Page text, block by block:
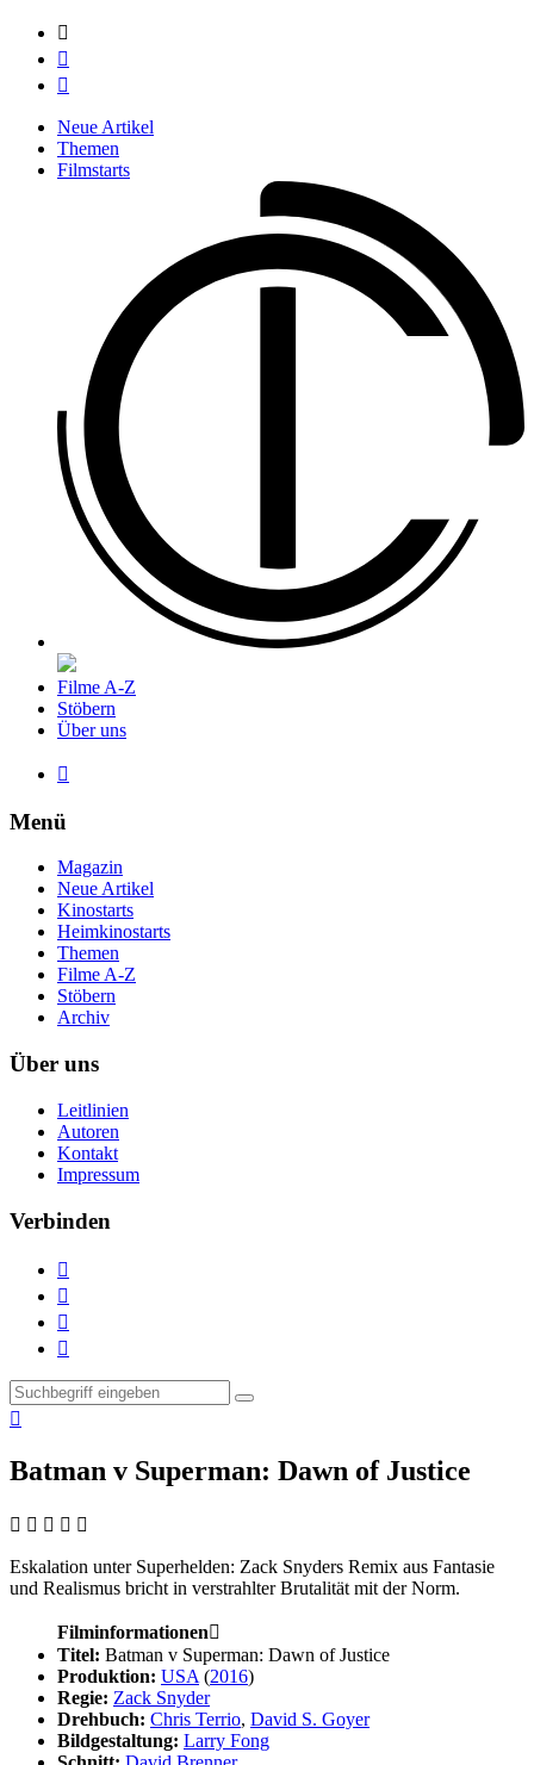



Neue Artikel
Themen
Filmstarts
Filme A-Z
Stöbern
Über uns

Menü
Magazin
Neue Artikel
Kinostarts
Heimkinostarts
Themen
Filme A-Z
Stöbern
Archiv
Über uns
Leitlinien
Autoren
Kontakt
Impressum
Verbinden





Batman v Superman: Dawn of Justice
    
Eskalation unter Superhelden: Zack Snyders Remix aus Fantasie
und Realismus bricht in verstrahlter Brutalität mit der Norm.
Filminformationen
Titel: Batman v Superman: Dawn of Justice
Produktion: USA (2016)
Regie: Zack Snyder
Drehbuch: Chris Terrio, David S. Goyer
Bildgestaltung: Larry Fong